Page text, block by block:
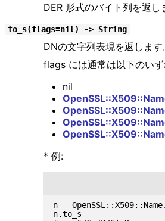
DER 形式のバイト列を返し
to_s(flags=nil) -> String
DNの文字列表現を返します
flags には通常は以下のいず
nil
* 例:
n =
n.to_s